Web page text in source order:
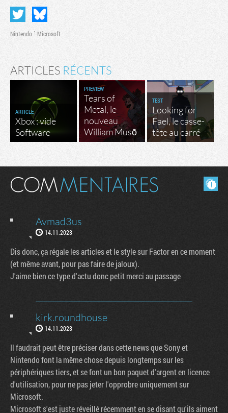
Nintendo Microsoft
ARTICLES RÉCENTS
ARTICLE
Xbox : vide
Software
PREVIEW
Tears of
Metal, le
nouveau
William Musō
TEST
Looking for
Fael, le casse-
tête au carré
Masquer les commentaires lus.
Avmad3us
14.11.2023
Dis donc, ça régale les articles et le style sur Factor en ce moment
(et même avant, pour pas faire de jaloux).
J'aime bien ce type d'actu donc petit merci au passage
kirk.roundhouse
14.11.2023
Il faudrait peut être préciser dans cette news que Sony et
Nintendo font la même chose depuis longtemps sur les
périphériques tiers, et se font un bon paquet d'argent en licence
d'utilisation, pour ne pas jeter l'opprobre uniquement sur
Microsoft.
Microsoft s'est juste réveillé récemment en se disant qu'ils aiment